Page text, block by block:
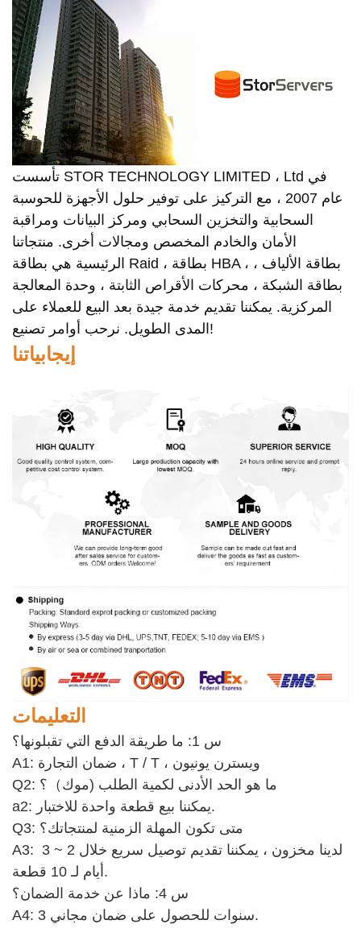
تأسست STOR TECHNOLOGY LIMITED ، Ltd في
عام 2007 ، مع التركيز على توفير حلول الأجهزة للحوسبة
السحابية والتخزين السحابي ومركز البيانات ومراقبة
الأمان والخادم المخصص ومجالات أخرى. منتجاتنا
الرئيسية هي بطاقة Raid ، بطاقة HBA ، بطاقة الألياف ،
بطاقة الشبكة ، محركات الأقراص الثابتة ، وحدة المعالجة
المركزية. يمكننا تقديم خدمة جيدة بعد البيع للعملاء على
المدى الطويل. نرحب أوامر تصنيع!
إيجابياتنا
التعليمات
س 1: ما طريقة الدفع التي تقبلونها؟
A1: ضمان التجارة ، T / T ، ويسترن يونيون
Q2: ما هو الحد الأدنى لكمية الطلب (موك）؟
a2: يمكننا بيع قطعة واحدة للاختبار.
Q3: متى تكون المهلة الزمنية لمنتجاتك؟
A3: لدينا مخزون ، يمكننا تقديم توصيل سريع خلال 2 ~ 3
أيام لـ 10 قطعة.
A4: 3 سنوات للحصول على ضمان مجاني.